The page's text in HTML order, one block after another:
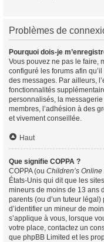
Problèmes de
Pourquoi dois-je
Vous pouvez ne pas le faire,
configuré les forums afin
des messages. Par ailleurs,
fonctionnalités
personnalisés, la
membres, l’adhésion à des
et vivement conseillée.
Haut
Que signifie COPPA ?
COPPA (ou Children’s
États-Unis qui dit que les
mineurs de moins de 13 ans
parents (ou d’un tuteur
d’identifier un mineur de
s’applique à vous, lorsque
votre place, contactez un
que phpBB Limited et les